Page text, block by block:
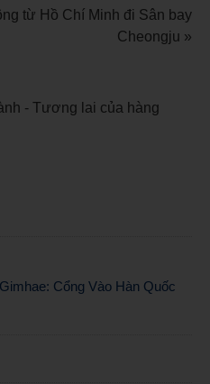
từ Hồ Chí Minh đi Sân bay
Cheongju »
- Tương lai của hàng
Cổng Vào Hàn Quốc